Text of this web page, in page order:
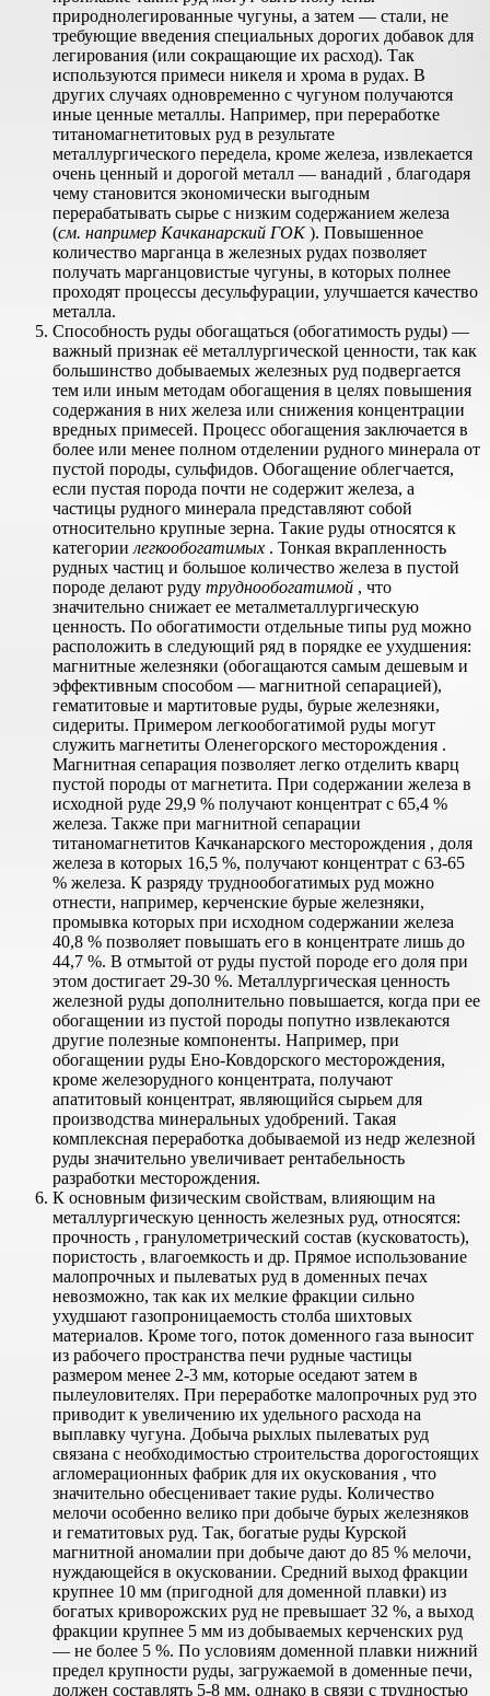
природнолегированные чугуны, а затем — стали, не
требующие введения специальных дорогих добавок для
легирования (или сокращающие их расход). Так
используются примеси никеля и хрома в рудах. В
других случаях одновременно с чугуном получаются
иные ценные металлы. Например, при переработке
титаномагнетитовых руд в результате
металлургического передела, кроме железа, извлекается
очень ценный и дорогой металл — ванадий , благодаря
чему становится экономически выгодным
перерабатывать сырье с низким содержанием железа
(см. например Качканарский ГОК). Повышенное
количество марганца в железных рудах позволяет
получать марганцовистые чугуны, в которых полнее
проходят процессы десульфурации, улучшается качество
металла.
Способность руды обогащаться (обогатимость руды) —
важный признак её металлургической ценности, так как
большинство добываемых железных руд подвергается
тем или иным методам обогащения в целях повышения
содержания в них железа или снижения концентрации
вредных примесей. Процесс обогащения заключается в
более или менее полном отделении рудного минерала от
пустой породы, сульфидов. Обогащение облегчается,
если пустая порода почти не содержит железа, а
частицы рудного минерала представляют собой
относительно крупные зерна. Такие руды относятся к
категории легкообогатимых . Тонкая вкрапленность
рудных частиц и большое количество железа в пустой
породе делают руду труднообогатимой , что
значительно снижает ее металметаллургическую
ценность. По обогатимости отдельные типы руд можно
расположить в следующий ряд в порядке ее ухудшения:
магнитные железняки (обогащаются самым дешевым и
эффективным способом — магнитной сепарацией),
гематитовые и мартитовые руды, бурые железняки,
сидериты. Примером легкообогатимой руды могут
служить магнетиты Оленегорского месторождения .
Магнитная сепарация позволяет легко отделить кварц
пустой породы от магнетита. При содержании железа в
исходной руде 29,9 % получают концентрат с 65,4 %
железа. Также при магнитной сепарации
титаномагнетитов Качканарского месторождения , доля
железа в которых 16,5 %, получают концентрат с 63-65
% железа. К разряду труднообогатимых руд можно
отнести, например, керченские бурые железняки,
промывка которых при исходном содержании железа
40,8 % позволяет повышать его в концентрате лишь до
44,7 %. В отмытой от руды пустой породе его доля при
этом достигает 29-30 %. Металлургическая ценность
железной руды дополнительно повышается, когда при ее
обогащении из пустой породы попутно извлекаются
другие полезные компоненты. Например, при
обогащении руды Ено-Ковдорского месторождения,
кроме железорудного концентрата, получают
апатитовый концентрат, являющийся сырьем для
производства минеральных удобрений. Такая
комплексная переработка добываемой из недр железной
руды значительно увеличивает рентабельность
разработки месторождения.
К основным физическим свойствам, влияющим на
металлургическую ценность железных руд, относятся:
прочность , гранулометрический состав (кусковатость),
пористость , влагоемкость и др. Прямое использование
малопрочных и пылеватых руд в доменных печах
невозможно, так как их мелкие фракции сильно
ухудшают газопроницаемость столба шихтовых
материалов. Кроме того, поток доменного газа выносит
из рабочего пространства печи рудные частицы
размером менее 2-3 мм, которые оседают затем в
пылеуловителях. При переработке малопрочных руд это
приводит к увеличению их удельного расхода на
выплавку чугуна. Добыча рыхлых пылеватых руд
связана с необходимостью строительства дорогостоящих
агломерационных фабрик для их окускования , что
значительно обесценивает такие руды. Количество
мелочи особенно велико при добыче бурых железняков
и гематитовых руд. Так, богатые руды Курской
магнитной аномалии при добыче дают до 85 % мелочи,
нуждающейся в окусковании. Средний выход фракции
крупнее 10 мм (пригодной для доменной плавки) из
богатых криворожских руд не превышает 32 %, а выход
фракции крупнее 5 мм из добываемых керченских руд
— не более 5 %. По условиям доменной плавки нижний
предел крупности руды, загружаемой в доменные печи,
должен составлять 5-8 мм, однако в связи с трудностью